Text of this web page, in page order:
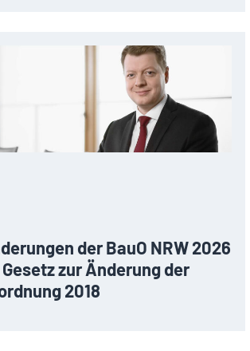
der BauO NRW 2026
zur Änderung der
2018